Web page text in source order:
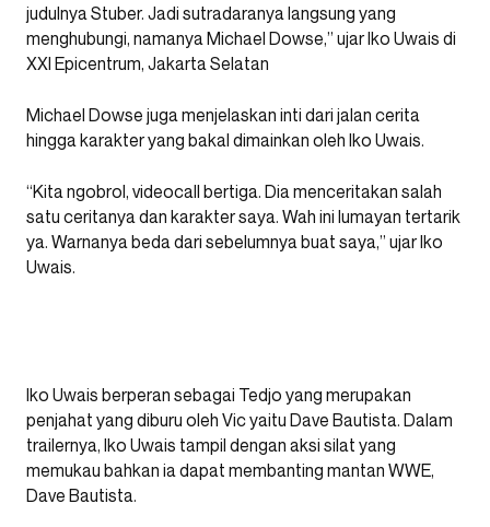
judulnya Stuber. Jadi sutradaranya langsung yang
menghubungi, namanya Michael Dowse,” ujar Iko Uwais di
XXI Epicentrum, Jakarta Selatan
Michael Dowse juga menjelaskan inti dari jalan cerita
hingga karakter yang bakal dimainkan oleh Iko Uwais.
“Kita ngobrol, videocall bertiga. Dia menceritakan salah
satu ceritanya dan karakter saya. Wah ini lumayan tertarik
ya. Warnanya beda dari sebelumnya buat saya,” ujar Iko
Uwais.
Iko Uwais berperan sebagai Tedjo yang merupakan
penjahat yang diburu oleh Vic yaitu Dave Bautista. Dalam
trailernya, Iko Uwais tampil dengan aksi silat yang
memukau bahkan ia dapat membanting mantan WWE,
Dave Bautista.